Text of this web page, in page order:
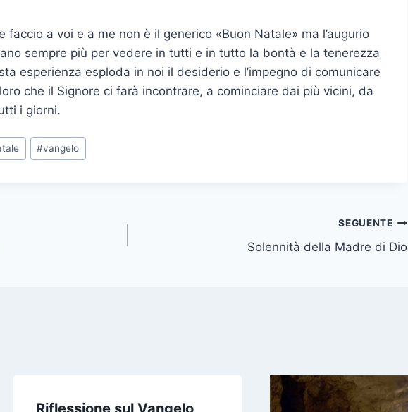
faccio a voi e a me non è il generico «Buon Natale» ma l’augurio
sempre più per vedere in tutti e in tutto la bontà e la tenerezza
esperienza esploda in noi il desiderio e l’impegno di comunicare
che il Signore ci farà incontrare, a cominciare dai più vicini, da
i giorni.
#vangelo
SEGUENTE
Solennità della Madre di Dio